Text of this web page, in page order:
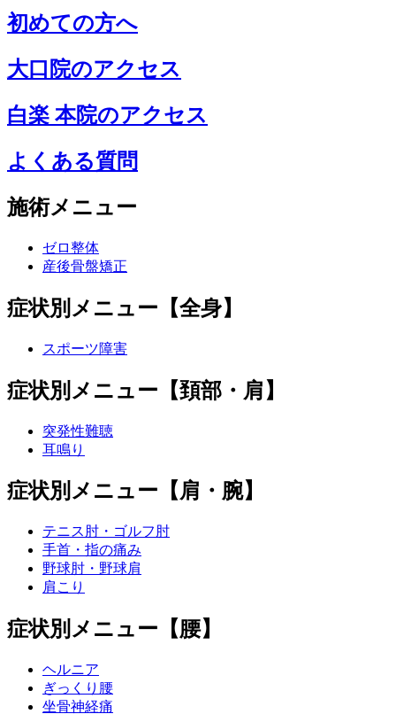
初めての方へ
大口院のアクセス
白楽 本院のアクセス
よくある質問
施術メニュー
ゼロ整体
産後骨盤矯正
症状別メニュー【全身】
スポーツ障害
症状別メニュー【頚部・肩】
突発性難聴
耳鳴り
症状別メニュー【肩・腕】
テニス肘・ゴルフ肘
手首・指の痛み
野球肘・野球肩
肩こり
症状別メニュー【腰】
ヘルニア
ぎっくり腰
坐骨神経痛